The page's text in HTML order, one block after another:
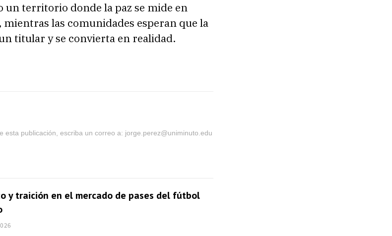
un territorio donde la paz se mide en
las comunidades esperan que la
titular y se convierta en realidad.
esta publicación, escriba un correo a: jorge.perez@uniminuto.edu
y traición en el mercado de pases del fútbol